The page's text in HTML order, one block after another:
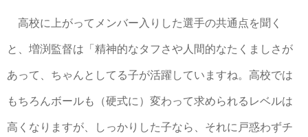
高校に上がってメンバー入りした選手の共通点を聞く
と、増渕監督は「精神的なタフさや人間的なたくましさが
あって、ちゃんとしてる子が活躍していますね。高校では
もちろんボールも（硬式に）変わって求められるレベルは
高くなりますが、しっかりした子なら、それに戸惑わずチ